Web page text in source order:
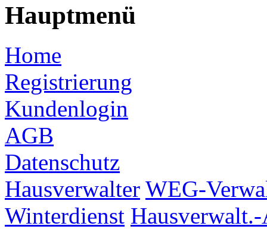
Hauptmenü
Home
Registrierung
Kundenlogin
AGB
Datenschutz
Hausverwalter WEG-
Winterdienst